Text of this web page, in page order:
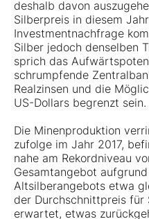
deshalb davon
Silberpreis in diesem
Investmentnachfrage
Silber jedoch denselben
sprich das
schrumpfende
Realzinsen und die
US-Dollars begrenzt sein.
Die Minenproduktion
zufolge im Jahr 2017,
nahe am Rekordniveau
Gesamtangebot
Altsilberangebots etwa
der Durchschnittpreis für
erwartet, etwas